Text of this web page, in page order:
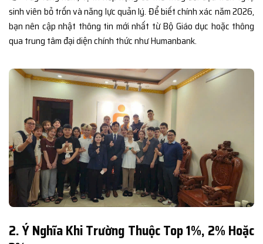
sinh viên bỏ trốn và năng lực quản lý. Để biết chính xác năm 2026,
bạn nên cập nhật thông tin mới nhất từ Bộ Giáo dục hoặc thông
qua trung tâm đại diện chính thức như Humanbank.
2. Ý Nghĩa Khi Trường Thuộc Top 1%, 2% Hoặc